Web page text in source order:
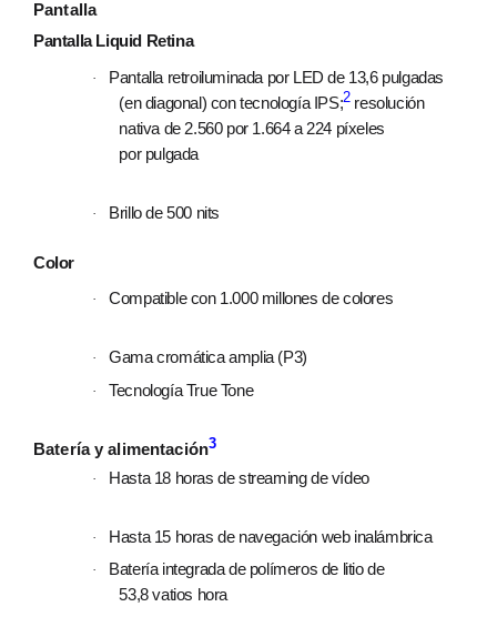
Pantalla
Pantalla Liquid Retina
·
Pantalla retroiluminada por LED de 13,6 pulgadas
(en diagonal) con tecnología IPS;2resolución
nativa de 2.560 por 1.664 a 224 píxeles
por pulgada
· Brillo de 500 nits
Color
· Compatible con 1.000 millones de colores
· Gama cromática amplia (P3)
· Tecnología True Tone
Batería y alimentación3
· Hasta 18 horas de streaming de vídeo
· Hasta 15 horas de navegación web inalámbrica
·
Batería integrada de polímeros de litio de
53,8 vatios hora